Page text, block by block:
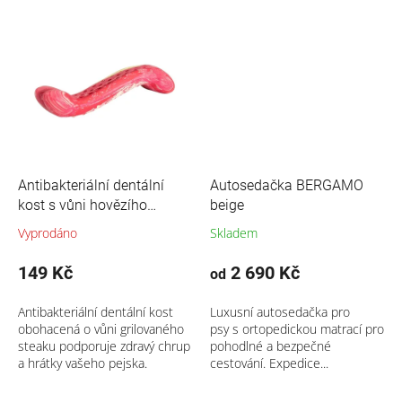
Antibakteriální dentální
kost s vůni hovězího
steaku 11 cm
Vyprodáno
149 Kč
Antibakteriální dentální kost
obohacená o vůni grilovaného
steaku podporuje zdravý chrup
a hrátky vašeho pejska.
Autosedačka BERGAMO
beige
Skladem
od 2 690 Kč
Luxusní autosedačka pro
psy s ortopedickou matrací pro
pohodlné a bezpečné
cestování. Expedice...